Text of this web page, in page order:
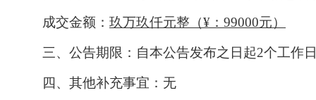
成交金额： 玖万玖仟元整（¥： 99000元）
三、 公告期限：自本公告发布之日起2个工作
四、 其他补充事宜：无